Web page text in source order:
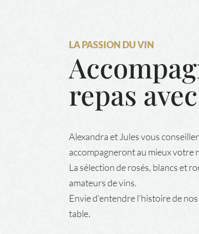
LA PASSION DU VIN
repas
Alexandra et Jules vous
accompagneront au mieux votre
La sélection de rosés, blancs et
amateurs de vins.
Envie d’entendre l’histoire de
table.